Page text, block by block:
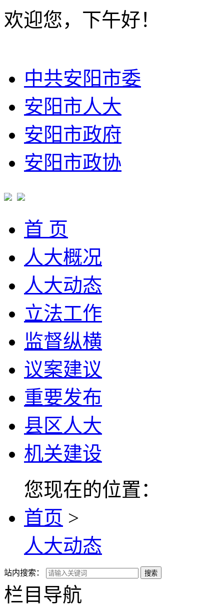
欢迎您，下午好！
中共安阳市委
安阳市人大
安阳市政府
安阳市政协
首 页
人大概况
人大动态
立法工作
监督纵横
议案建议
重要发布
县区人大
机关建设
您现在的位置：
首页 >
人大动态
站内搜索： 搜索
栏目导航